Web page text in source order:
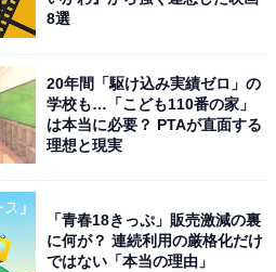
8選
20年間「駆け込み実績ゼロ」の
学校も…「こども110番の家」
は本当に必要？ PTAが直面する
理想と現実
「青春18きっぷ」販売激減の裏
に何が？ 連続利用の厳格化だけ
ではない「本当の理由」